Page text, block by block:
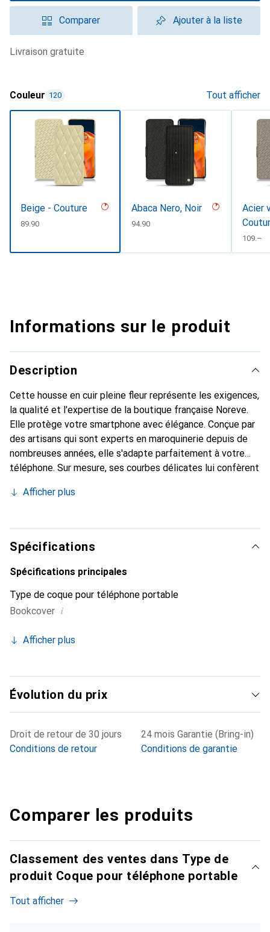
Comparer Ajouter à la liste
livraison gratuite
Couleur 120 Tout afficher
Beige - Couture
CHF
89.90
Abaca Nero, Noir
CHF
94.90
Acier
CHF
109.–
Informations sur le produit
Description
Cette housse en cuir pleine fleur représente les exigences,
la qualité et l'expertise de la boutique française Noreve.
Elle protège votre smartphone avec élégance. Conçue par
des artisans qui sont experts en maroquinerie depuis de
nombreuses années, elle s'adapte parfaitement à votre
téléphone. Sur mesure, ses courbes délicates lui confèrent
et indispensable pour votre smartphone. Reconnaître
marque Noreve est un choix sûr pour une clientèle
exigeante.
Afficher plus
Spécifications
Spécifications principales
Type de coque pour téléphone portable
Bookcover i
Afficher plus
Évolution du prix
Droit de retour de 30 jours
Conditions de retour
24 mois Garantie (Bring-in)
Conditions de garantie
Comparer les produits
Classement des ventes dans Type de
produit Coque pour téléphone portable
Tout afficher